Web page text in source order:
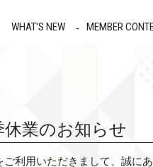
WHAT'S NEW MEMBER
業のお知らせ
利用いただきまして、誠にあ